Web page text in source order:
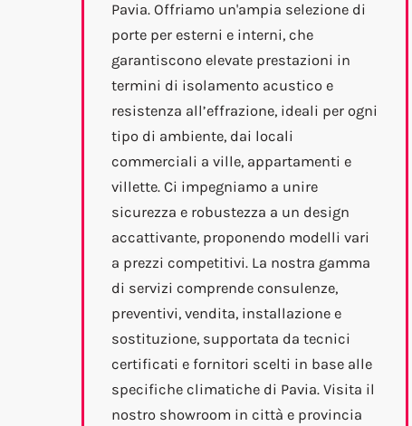
Pavia. Offriamo un'ampia selezione di
porte per esterni e interni, che
garantiscono elevate prestazioni in
termini di isolamento acustico e
resistenza all’effrazione, ideali per ogni
tipo di ambiente, dai locali
commerciali a ville, appartamenti e
villette. Ci impegniamo a unire
sicurezza e robustezza a un design
accattivante, proponendo modelli vari
a prezzi competitivi. La nostra gamma
di servizi comprende consulenze,
preventivi, vendita, installazione e
sostituzione, supportata da tecnici
certificati e fornitori scelti in base alle
specifiche climatiche di Pavia. Visita il
nostro showroom in città e provincia